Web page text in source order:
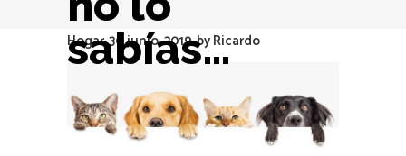
sabías…
Hogar 30 junio, 2019 byRicardo